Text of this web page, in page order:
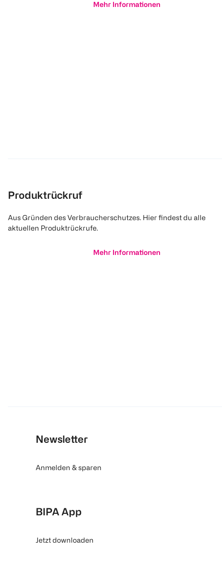
Mehr Informationen
Produktrückruf
Aus Gründen des Verbraucherschutzes. Hier findest du alle
aktuellen Produktrückrufe.
Mehr Informationen
Newsletter
Anmelden & sparen
BIPA App
Jetzt downloaden